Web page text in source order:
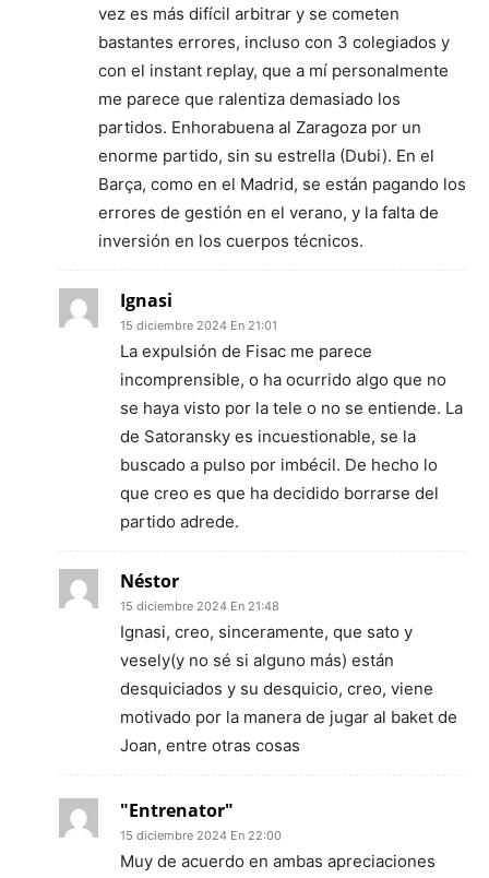
vez es más difícil arbitrar y se cometen
bastantes errores, incluso con 3 colegiados y
con el instant replay, que a mí personalmente
me parece que ralentiza demasiado los
partidos. Enhorabuena al Zaragoza por un
enorme partido, sin su estrella (Dubi). En el
Barça, como en el Madrid, se están pagando los
errores de gestión en el verano, y la falta de
inversión en los cuerpos técnicos.
Ignasi
15 diciembre 2024 En 21:01
La expulsión de Fisac me parece
incomprensible, o ha ocurrido algo que no
se haya visto por la tele o no se entiende. La
de Satoransky es incuestionable, se la
buscado a pulso por imbécil. De hecho lo
que creo es que ha decidido borrarse del
partido adrede.
Néstor
15 diciembre 2024 En 21:48
Ignasi, creo, sinceramente, que sato y
vesely(y no sé si alguno más) están
desquiciados y su desquicio, creo, viene
motivado por la manera de jugar al baket de
Joan, entre otras cosas
"Entrenator"
15 diciembre 2024 En 22:00
Muy de acuerdo en ambas apreciaciones